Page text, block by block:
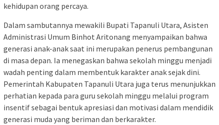
kehidupan orang percaya.
Dalam sambutannya mewakili Bupati Tapanuli Utara, Asisten
Administrasi Umum Binhot Aritonang menyampaikan bahwa
generasi anak-anak saat ini merupakan penerus pembangunan
di masa depan. Ia menegaskan bahwa sekolah minggu menjadi
wadah penting dalam membentuk karakter anak sejak dini.
Pemerintah Kabupaten Tapanuli Utara juga terus menunjukkan
perhatian kepada para guru sekolah minggu melalui program
insentif sebagai bentuk apresiasi dan motivasi dalam mendidik
generasi muda yang beriman dan berkarakter.